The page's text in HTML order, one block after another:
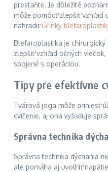
prestaňte. Je dôležité
môže pomôcť zlepšiť vzhľad
nahradiťúčinky
Blefaroplastika je
zlepšiť vzhľad očných
spojené s operáciou.
Tipy pre efektívne
Tvárová joga môže priniesť
cvičenie, aj ona vyžaduje
Správna technika
Správna technika dýchania
ale pomáha aj uvoľniť